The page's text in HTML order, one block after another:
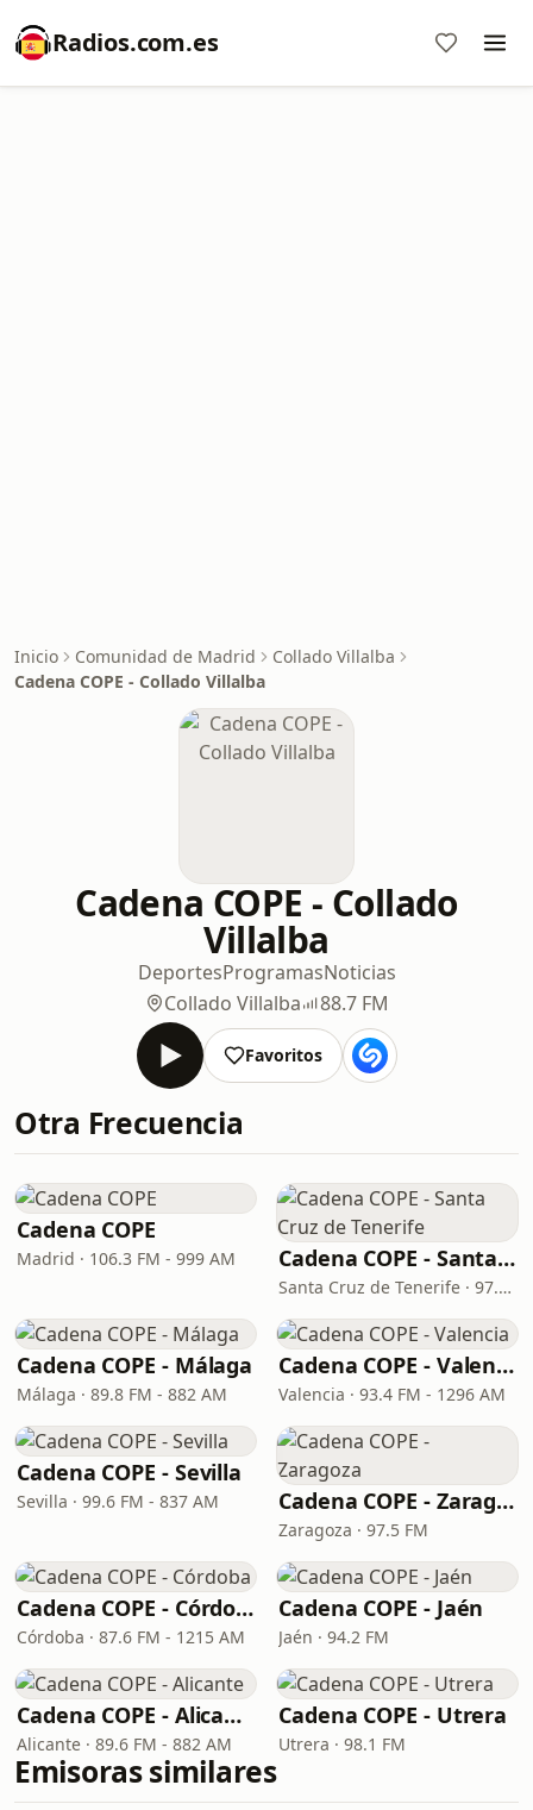
Radios.com.es
Inicio Comunidad de Madrid
Collado Villalba
Cadena COPE - Collado Villalba
Cadena COPE - Collado
Villalba
DeportesProgramasNoticias
Collado Villalba
88.7 FM
Favoritos
Otra Frecuencia
Cadena COPE
Madrid · 106.3 FM - 999 AM Cadena COPE - Santa Cruz de Tenerife
Santa Cruz de Tenerife · 97.1 FM - 882 AM
Cadena COPE - Málaga
Málaga · 89.8 FM - 882 AM
Cadena COPE - Valencia
Valencia · 93.4 FM - 1296 AM
Cadena COPE - Sevilla
Sevilla · 99.6 FM - 837 AM Cadena COPE - Zaragoza
Zaragoza · 97.5 FM
Cadena COPE - Córdoba
Córdoba · 87.6 FM - 1215 AM
Cadena COPE - Jaén
Jaén · 94.2 FM
Cadena COPE - Alicante
Alicante · 89.6 FM - 882 AM
Cadena COPE - Utrera
Utrera · 98.1 FM
Emisoras similares